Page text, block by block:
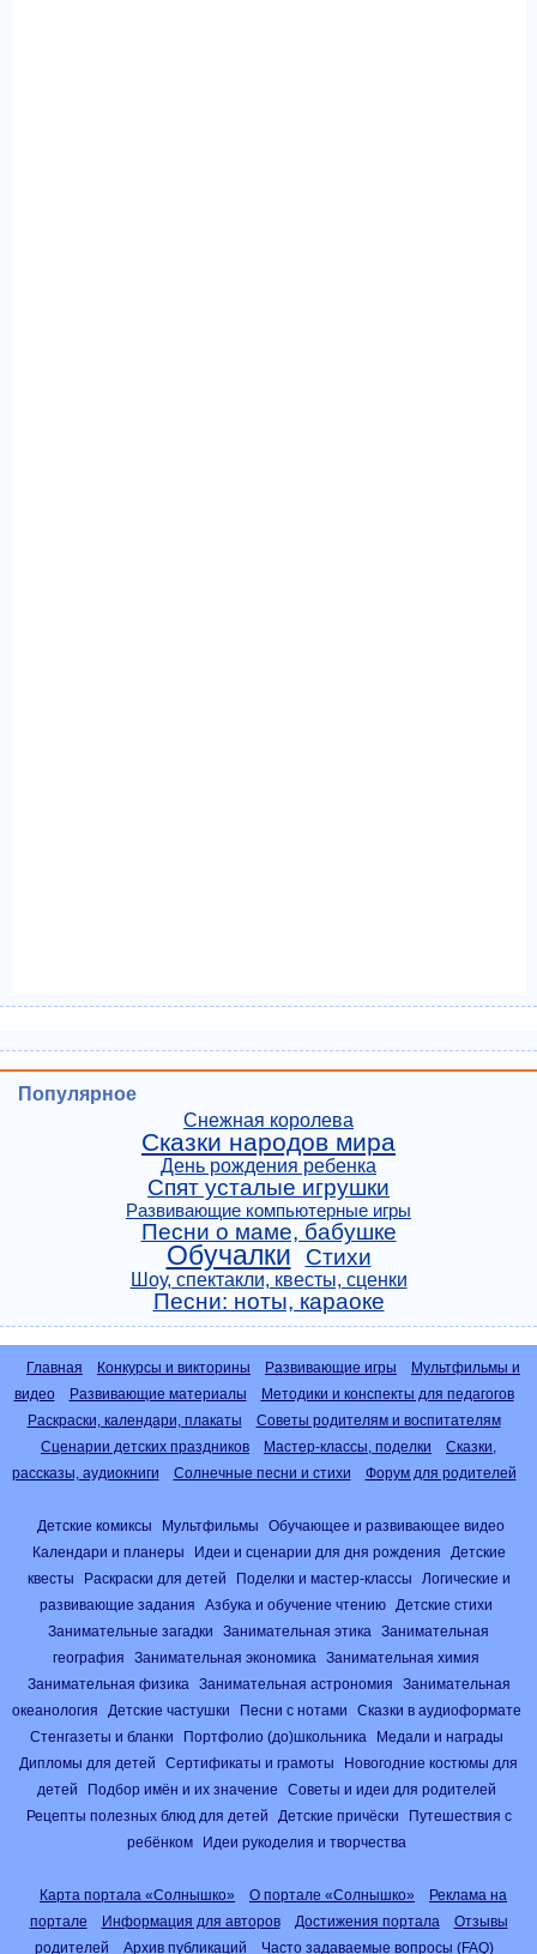
Популярное
Снежная королева
Сказки народов мира
День рождения ребенка
Спят усталые игрушки
Развивающие компьютерные игры
Песни о маме, бабушке
Обучалки Стихи
Шоу, спектакли, квесты, сценки
Песни: ноты, караоке
Главная Конкурсы и викторины Развивающие игры
Мультфильмы и
видео
Развивающие материалы
Методики и конспекты для педагогов
Раскраски, календари, плакаты
Советы родителям и воспитателям
Сценарии детских праздников
Мастер-классы, поделки
Сказки,
рассказы, аудиокниги
Солнечные песни и стихи Форум для родителей
Детские комиксы Мультфильмы
Обучающее и развивающее видео
Календари и планеры
Идеи и сценарии для дня рождения
Детские
квесты
Раскраски для детей Поделки и мастер-классы
Логические и
развивающие задания
Азбука и обучение чтению
Детские стихи
Занимательные загадки
Занимательная этика
Занимательная
география
Занимательная экономика
Занимательная химия
Занимательная физика
Занимательная астрономия
Занимательная
океанология
Детские частушки Песни с нотами
Сказки в аудиоформате
Стенгазеты и бланки
Портфолио (до)школьника
Медали и награды
Дипломы для детей
Сертификаты и грамоты
Новогодние костюмы для
детей
Подбор имён и их значение
Советы и идеи для родителей
Рецепты полезных блюд для детей
Детские причёски
Путешествия с
ребёнком
Идеи рукоделия и творчества
Карта портала «Солнышко» О портале «Солнышко»
Реклама на
портале
Информация для авторов Достижения портала
Отзывы
родителей
Архив публикаций Часто задаваемые вопросы (FAQ)